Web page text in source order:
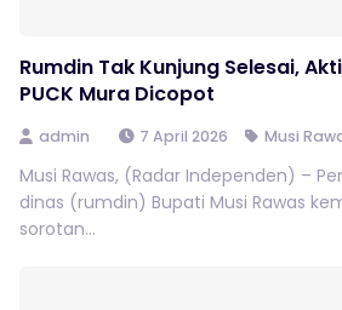
Rumdin Tak Kunjung Selesai,
PUCK Mura Dicopot
admin 7 April 2026 Musi
Musi Rawas, (Radar Independen) –
dinas (rumdin) Bupati Musi Rawas
sorotan...